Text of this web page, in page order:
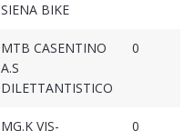
SIENA BIKE
MTB CASENTINO
A.S
DILETTANTISTICO
0
MG.K VIS-
0